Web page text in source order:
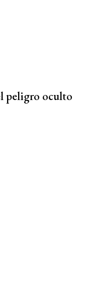
peligro oculto